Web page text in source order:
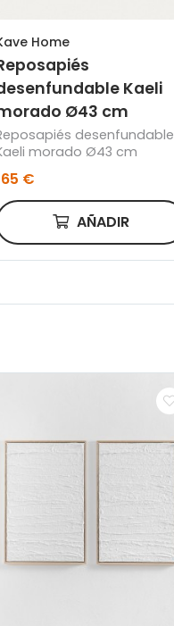
Home
Kaeli
Ø43 cm
desenfundable
morado Ø43 cm
€
AÑADIR